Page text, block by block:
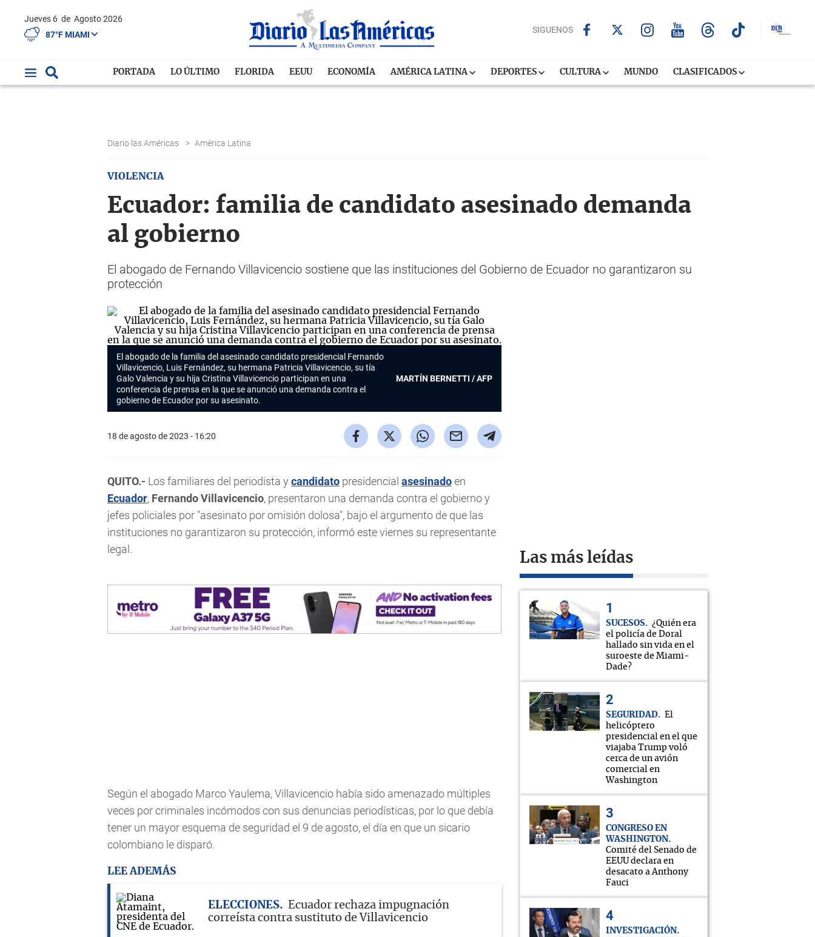
Jueves 6 de Agosto 2026
87°F MIAMI
SIGUENOS
PORTADA LO ÚLTIMO FLORIDA EEUU ECONOMÍA AMÉRICA LATINA DEPORTES CULTURA MUNDO CLASIFICADOS
Diario las Américas > América Latina
VIOLENCIA
Ecuador: familia de candidato asesinado demanda
al gobierno
El abogado de Fernando Villavicencio sostiene que las instituciones del Gobierno de Ecuador no garantizaron su
protección
El abogado de la familia del asesinado candidato presidencial Fernando
Villavicencio, Luis Fernández, su hermana Patricia Villavicencio, su tía
Galo Valencia y su hija Cristina Villavicencio participan en una
conferencia de prensa en la que se anunció una demanda contra el
gobierno de Ecuador por su asesinato.
MARTÍN BERNETTI / AFP
18 de agosto de 2023 - 16:20
QUITO.- Los familiares del periodista y candidato presidencial asesinadoen
Ecuador, Fernando Villavicencio, presentaron una demanda contra el gobierno y
jefes policiales por "asesinato por omisión dolosa", bajo el argumento de que las
instituciones no garantizaron su protección, informó este viernes su representante
legal.
Según el abogado Marco Yaulema, Villavicencio había sido amenazado múltiples
veces por criminales incómodos con sus denuncias periodísticas, por lo que debía
tener un mayor esquema de seguridad el 9 de agosto, el día en que un sicario
colombiano le disparó.
LEE ADEMÁS
ELECCIONES
Ecuador rechaza impugnación
correísta contra sustituto de Villavicencio
Las más leídas
SUCESOS
¿Quién era
el policía de Doral
hallado sin vida en el
suroeste de Miami-
Dade?
SEGURIDAD
El
helicóptero
presidencial en el que
viajaba Trump voló
cerca de un avión
comercial en
Washington
CONGRESO EN
WASHINGTON
Comité del Senado de
EEUU declara en
desacato a Anthony
Fauci
INVESTIGACIÓN